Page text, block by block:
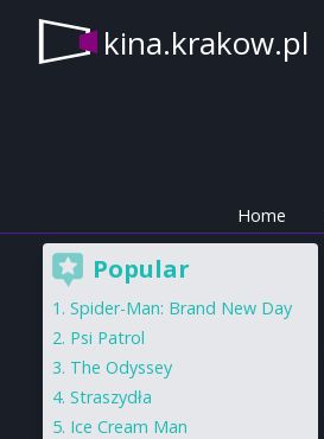
kina.krakow.pl
Home
Popular
Spider-Man: Brand New Day
Psi Patrol
The Odyssey
Straszydła
Ice Cream Man